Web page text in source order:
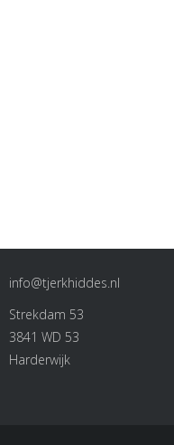
info@tjerkhiddes.nl
Strekdam 53
3841 WD 53
Harderwijk